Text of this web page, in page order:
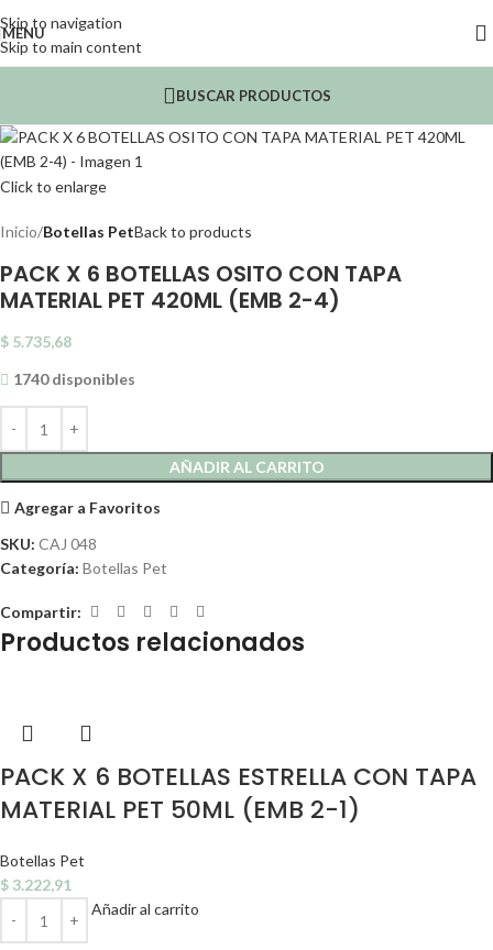
Skip to navigation
Skip to main content
MENU
BUSCAR PRODUCTOS
Click to enlarge
Inicio Botellas PetBack to products
PACK X 6 BOTELLAS OSITO CON TAPA
MATERIAL PET 420ML (EMB 2-4)
$ 5.735,68
1740 disponibles
AÑADIR AL CARRITO
Agregar a Favoritos
SKU: CAJ 048
Categoría: Botellas Pet
Compartir:
Productos relacionados
PACK X 6 BOTELLAS ESTRELLA CON TAPA
MATERIAL PET 50ML (EMB 2-1)
Botellas Pet
$ 3.222,91
Añadir al carrito